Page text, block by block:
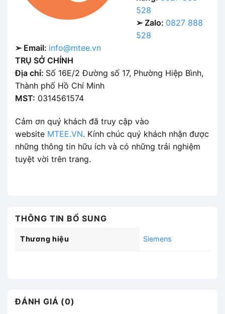
528
➢ Zalo: 0827 888
528
➢ Email: info@mtee.vn
TRỤ SỞ CHÍNH
Địa chỉ: Số 16E/2 Đường số 17, Phường Hiệp Bình,
Thành phố Hồ Chí Minh
MST: 0314561574
Cảm ơn quý khách đã truy cập vào
website MTEE.VN. Kính chúc quý khách nhận được
những thông tin hữu ích và có những trải nghiệm
tuyệt vời trên trang.
THÔNG TIN BỔ SUNG
Thương hiệu Siemens
ĐÁNH GIÁ (0)